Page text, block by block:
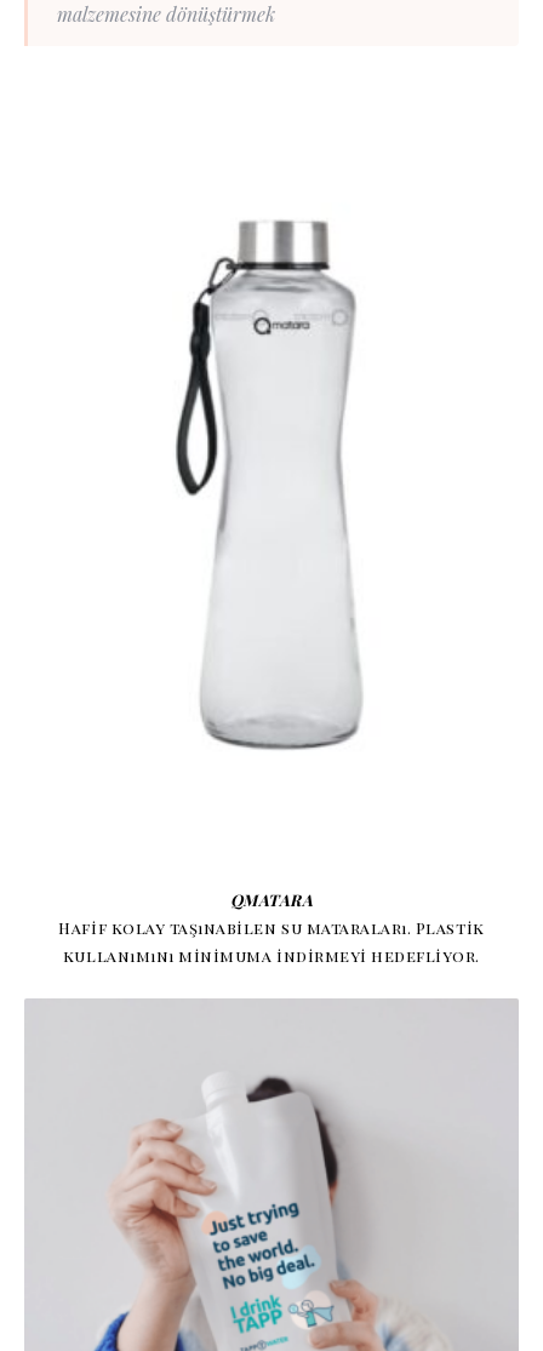
malzemesine dönüştürmek
QMATARA
Hafif kolay taşınabilen su mataraları. Plastik
kullanımını minimuma indirmeyi hedefliyor.